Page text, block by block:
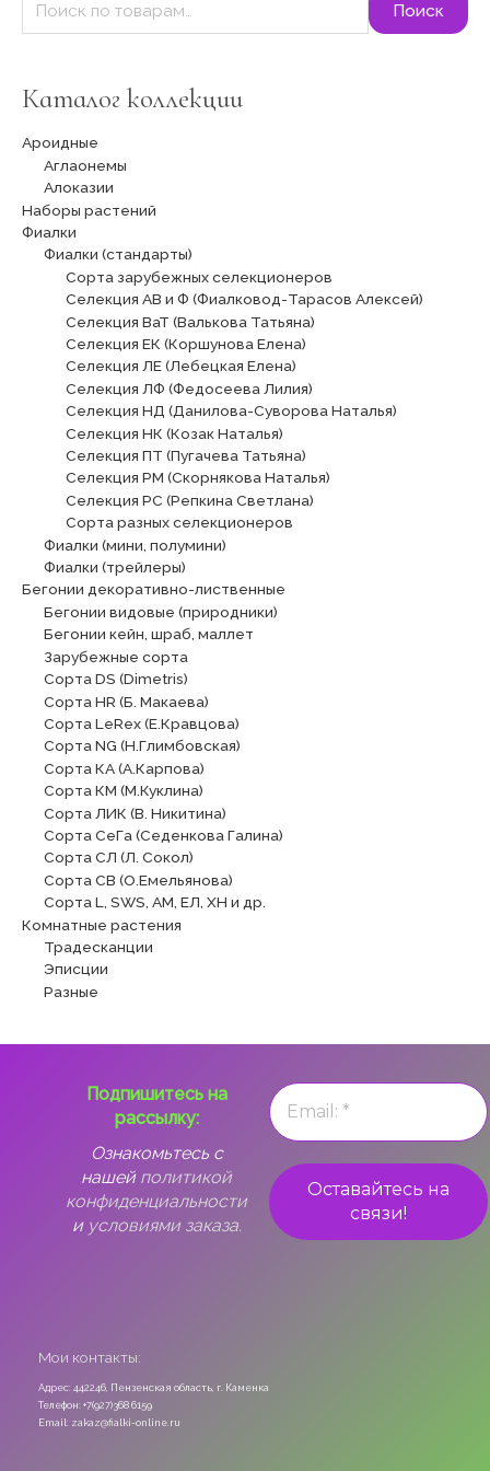
Поиск
Каталог коллекции
Ароидные
Аглаонемы
Алоказии
Наборы растений
Фиалки
Фиалки (стандарты)
Сорта зарубежных селекционеров
Селекция АВ и Ф (Фиалковод-Тарасов Алексей)
Селекция ВаТ (Валькова Татьяна)
Селекция ЕК (Коршунова Елена)
Селекция ЛЕ (Лебецкая Елена)
Селекция ЛФ (Федосеева Лилия)
Селекция НД (Данилова-Суворова Наталья)
Селекция НК (Козак Наталья)
Селекция ПТ (Пугачева Татьяна)
Селекция РМ (Скорнякова Наталья)
Селекция РС (Репкина Светлана)
Сорта разных селекционеров
Фиалки (мини, полумини)
Фиалки (трейлеры)
Бегонии декоративно-лиственные
Бегонии видовые (природники)
Бегонии кейн, шраб, маллет
Зарубежные сорта
Сорта DS (Dimetris)
Сорта HR (Б. Макаева)
Сорта LeRex (Е.Кравцова)
Сорта NG (Н.Глимбовская)
Сорта КА (А.Карпова)
Сорта КМ (М.Куклина)
Сорта ЛИК (В. Никитина)
Сорта СеГа (Седенкова Галина)
Сорта СЛ (Л. Сокол)
Сорта СВ (О.Емельянова)
Сорта L, SWS, АМ, ЕЛ, ХН и др.
Комнатные растения
Традесканции
Эписции
Разные
Подпишитесь на
рассылку:
Ознакомьтесь с
нашей политикой
конфиденциальности
и условиями заказа.
Мои контакты:
Адрес: 442246, Пензенская область, г. Каменка
Телефон: +7(927)368 6159
Email: zakaz@fialki-online.ru